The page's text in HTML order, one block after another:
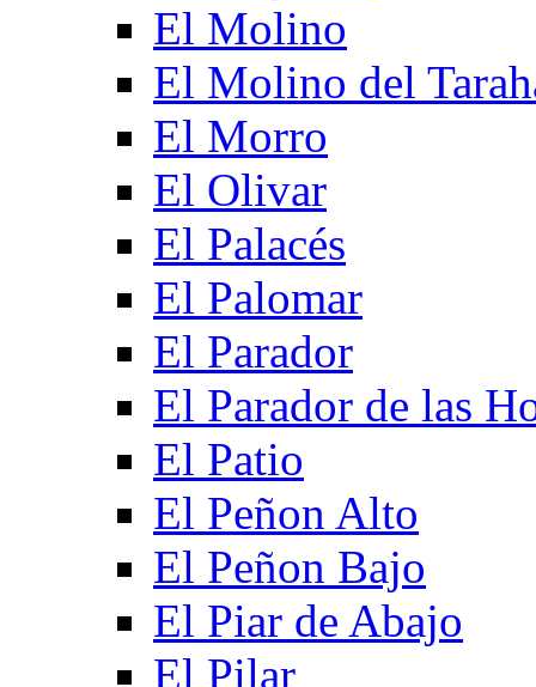
El Molino
El Molino del
El Morro
El Olivar
El Palacés
El Palomar
El Parador
El Parador de las
El Patio
El Peñon Alto
El Peñon Bajo
El Piar de Abajo
El Pilar